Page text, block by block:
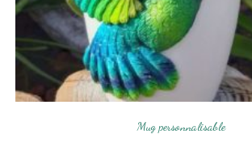
Mug personnalisable